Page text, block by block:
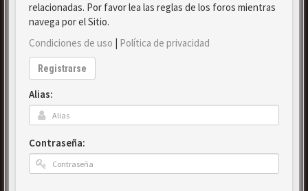
relacionadas. Por favor lea las reglas de los foros mientras
navega por el Sitio.
Condiciones de uso | Política de privacidad
Registrarse
Alias:
Contraseña: